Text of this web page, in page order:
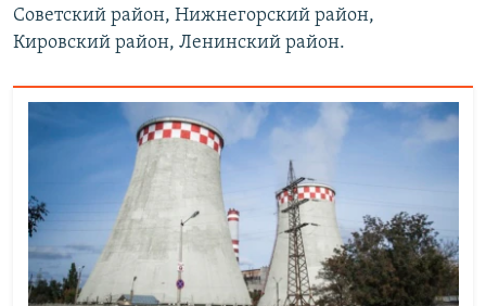
Советский район, Нижнегорский район,
Кировский район, Ленинский район.